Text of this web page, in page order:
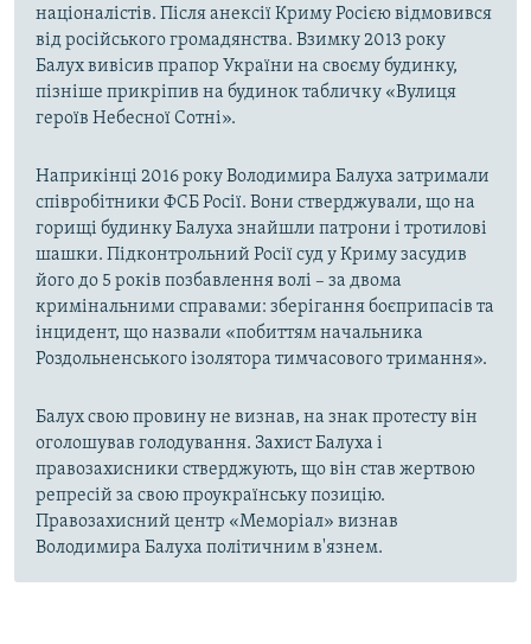
націоналістів. Після анексії Криму Росією відмовився
від російського громадянства. Взимку 2013 року
Балух вивісив прапор України на своєму будинку,
пізніше прикріпив на будинок табличку «Вулиця
героїв Небесної Сотні».
Наприкінці 2016 року Володимира Балуха затримали
співробітники ФСБ Росії. Вони стверджували, що на
горищі будинку Балуха знайшли патрони і тротилові
шашки. Підконтрольний Росії суд у Криму засудив
його до 5 років позбавлення волі – за двома
кримінальними справами: зберігання боєприпасів та
інцидент, що назвали «побиттям начальника
Роздольненського ізолятора тимчасового тримання».
Балух свою провину не визнав, на знак протесту він
оголошував голодування. Захист Балуха і
правозахисники стверджують, що він став жертвою
репресій за свою проукраїнську позицію.
Правозахисний центр «Меморіал» визнав
Володимира Балуха політичним в'язнем.